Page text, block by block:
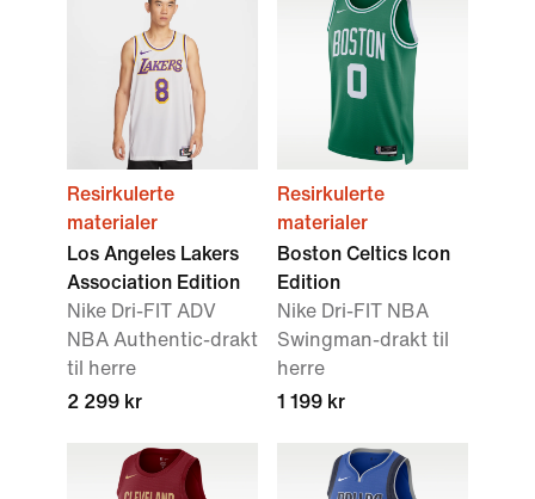
Resirkulerte
materialer
Los Angeles Lakers
Association Edition
Nike Dri-FIT ADV
NBA Authentic-drakt
til herre
2 299 kr
Resirkulerte
materialer
Boston Celtics Icon
Edition
Nike Dri-FIT NBA
Swingman-drakt til
herre
1 199 kr